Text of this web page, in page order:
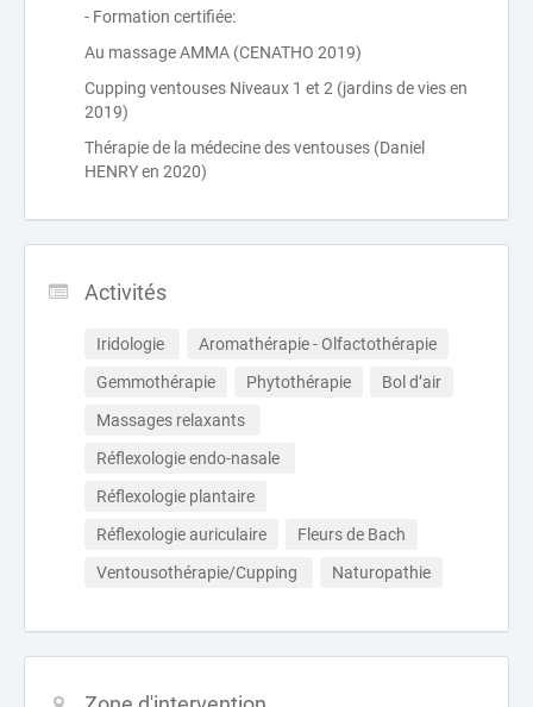
- Formation certifiée:
Au massage AMMA (CENATHO 2019)
Cupping ventouses Niveaux 1 et 2 (jardins de vies en
2019)
Thérapie de la médecine des ventouses (Daniel
HENRY en 2020)
Activités
Iridologie
Aromathérapie - Olfactothérapie
Gemmothérapie
Phytothérapie
Bol d’air
Massages relaxants
Réflexologie endo-nasale
Réflexologie plantaire
Réflexologie auriculaire
Fleurs de Bach
Ventousothérapie/Cupping
Naturopathie